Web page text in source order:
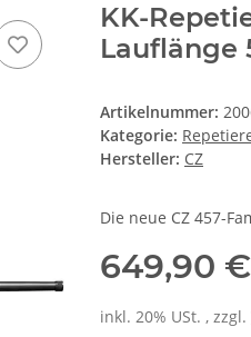
KK-
Lauflänge
Artikelnummer:
Kategorie:
Hersteller: CZ
Die neue CZ 457-
649,90 €
inkl. 20% USt. , zzgl.